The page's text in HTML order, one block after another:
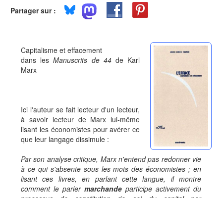
Partager sur :
Capitalisme et effacement
dans lesManuscrits de 44de Karl
Marx
Ici l'auteur se fait lecteur d'un lecteur,
à savoir lecteur de Marx lui-même
lisant les économistes pour avérer ce
que leur langage dissimule :
Par son analyse critique, Marx n'entend pas redonner vie
à ce qui s'absente sous les mots des économistes ; en
lisant ces livres, en parlant cette langue, il montre
comment le parler marchande participe activement du